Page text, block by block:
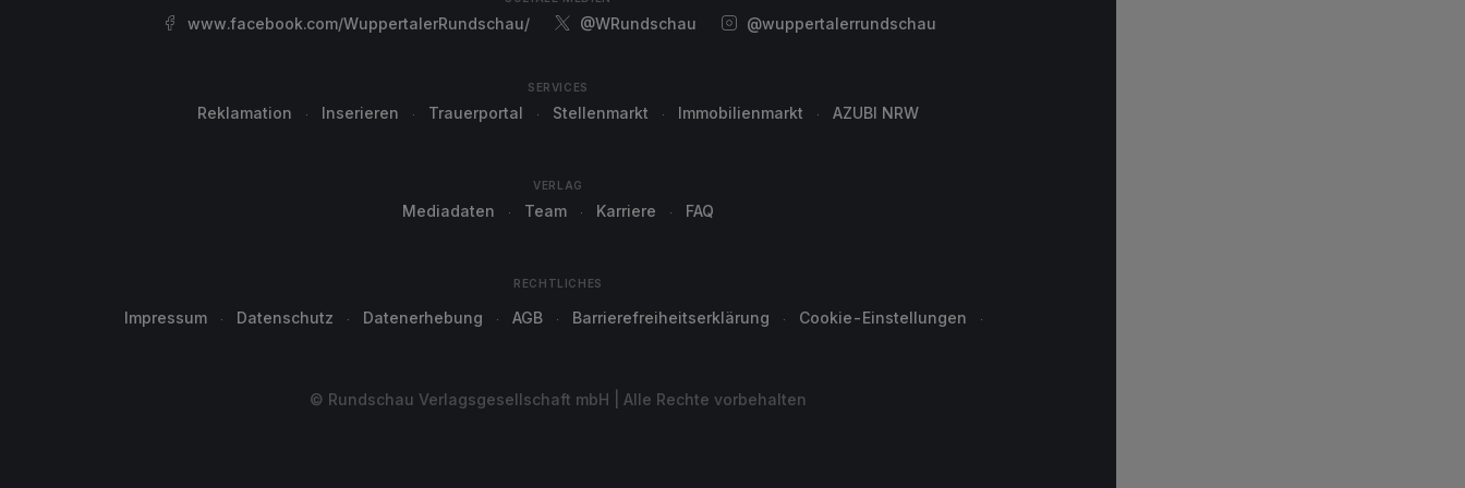
www.facebook.com/WuppertalerRundschau/ @WRundschau @wuppertalerrundschau
SERVICES
Reklamation Inserieren Trauerportal Stellenmarkt Immobilienmarkt AZUBI NRW
VERLAG
Mediadaten Team Karriere FAQ
RECHTLICHES
Impressum Datenschutz Datenerhebung AGB Barrierefreiheitserklärung Cookie-Einstellungen
© Rundschau Verlagsgesellschaft mbH | Alle Rechte vorbehalten